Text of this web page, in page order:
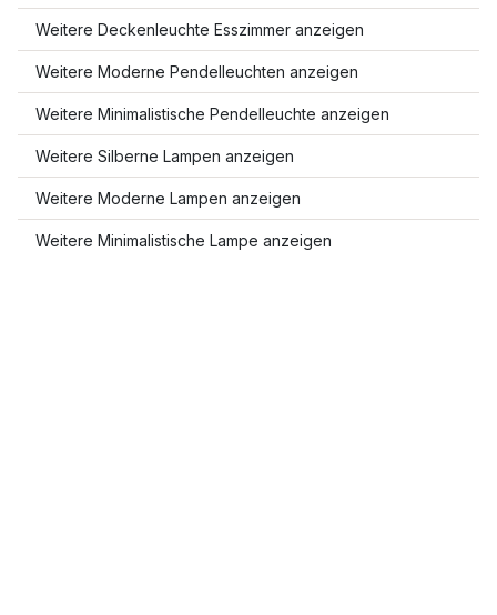
Weitere Deckenleuchte Esszimmer anzeigen
Weitere Moderne Pendelleuchten anzeigen
Weitere Minimalistische Pendelleuchte anzeigen
Weitere Silberne Lampen anzeigen
Weitere Moderne Lampen anzeigen
Weitere Minimalistische Lampe anzeigen